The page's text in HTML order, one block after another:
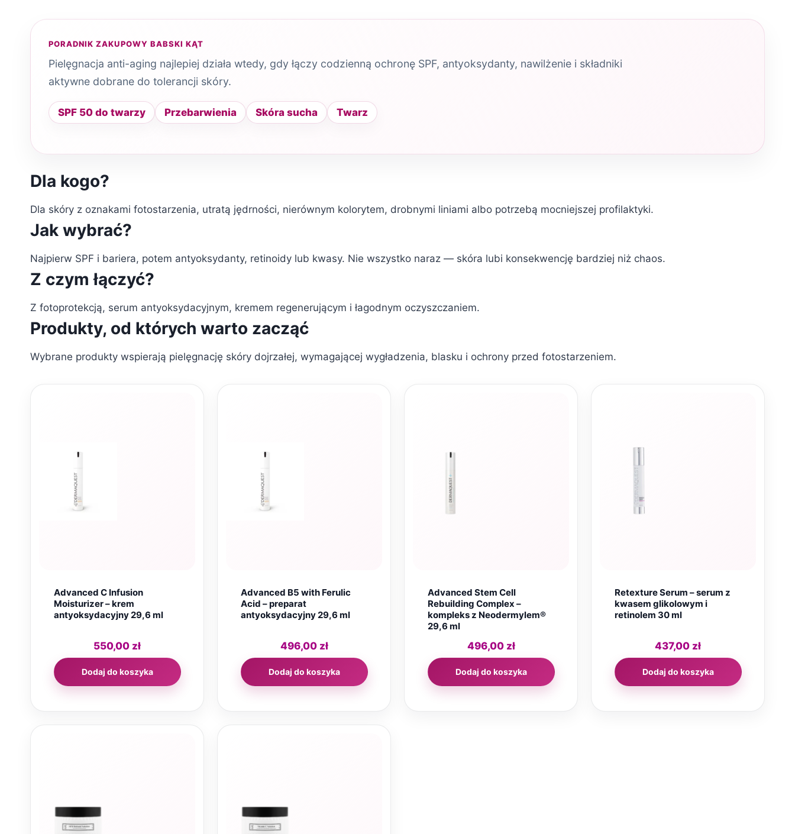
PORADNIK ZAKUPOWY BABSKI KĄT
Pielęgnacja anti-aging najlepiej działa wtedy, gdy łączy codzienną ochronę SPF, antyoksydanty, nawilżenie i składniki
aktywne dobrane do tolerancji skóry.
SPF 50 do twarzy Przebarwienia Skóra sucha Twarz
Dla kogo?
Dla skóry z oznakami fotostarzenia, utratą jędrności, nierównym kolorytem, drobnymi liniami albo potrzebą mocniejszej profilaktyki.
Jak wybrać?
Najpierw SPF i bariera, potem antyoksydanty, retinoidy lub kwasy. Nie wszystko naraz — skóra lubi konsekwencję bardziej niż chaos.
Z czym łączyć?
Z fotoprotekcją, serum antyoksydacyjnym, kremem regenerującym i łagodnym oczyszczaniem.
Produkty, od których warto zacząć
Wybrane produkty wspierają pielęgnację skóry dojrzałej, wymagającej wygładzenia, blasku i ochrony przed fotostarzeniem.
Advanced C Infusion
Moisturizer – krem
antyoksydacyjny 29,6 ml
550,00 zł
Dodaj do koszyka
Advanced B5 with Ferulic
Acid – preparat
antyoksydacyjny 29,6 ml
496,00 zł
Dodaj do koszyka
Advanced Stem Cell
Rebuilding Complex –
kompleks z Neodermylem®
29,6 ml
496,00 zł
Dodaj do koszyka
Retexture Serum – serum z
kwasem glikolowym i
retinolem 30 ml
437,00 zł
Dodaj do koszyka